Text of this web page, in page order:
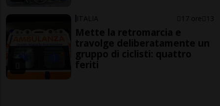
ITALIA 17 ore 13
Mette la retromarcia e
travolge deliberatamente un
gruppo di ciclisti: quattro
feriti